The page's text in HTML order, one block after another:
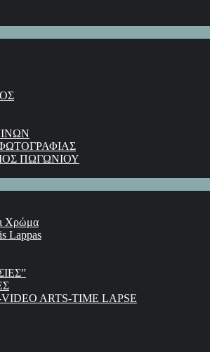
ΠΩΓΩΝΙΟΥ
Χρώμα
Lappas
ARTS-TIME LAPSE